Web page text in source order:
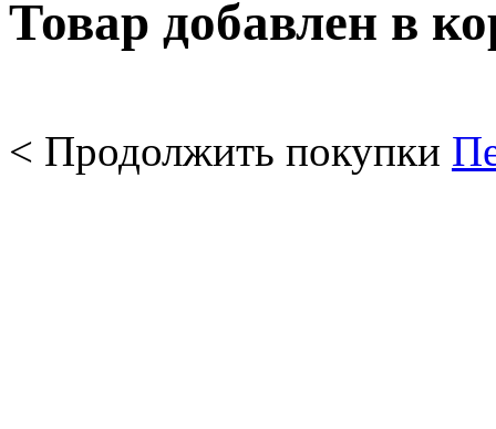
Товар добавлен в
< Продолжить покупки